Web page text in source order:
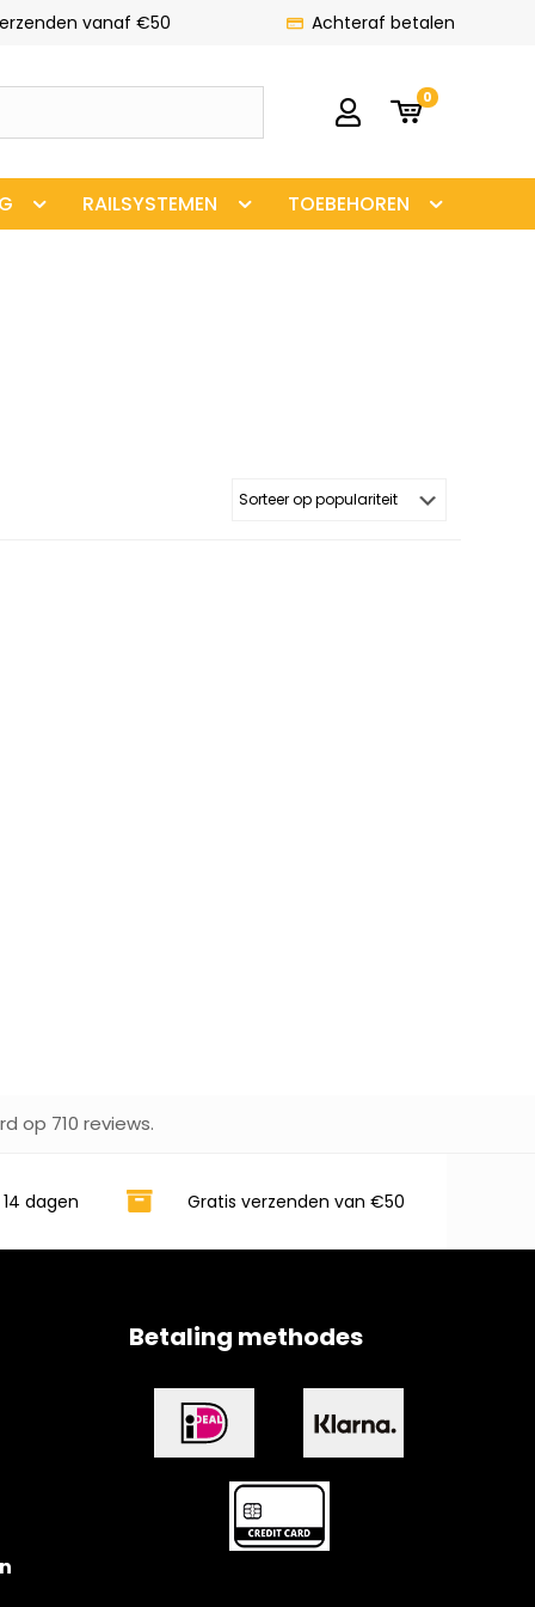
vanaf €50 Achteraf betalen
0
RAILSYSTEMEN TOEBEHOREN
dagen Gratis verzenden van €50
Betaling methodes
op 710 reviews.